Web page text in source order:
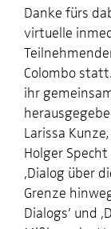
Danke fürs
virtuelle
Colombo
ihr
Larissa
Holger
‚Dialog über
Grenze
Dialogs’ und